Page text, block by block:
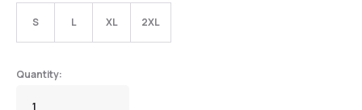
S L XL 2XL